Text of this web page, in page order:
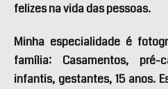
felizes na vida das pessoas.
Minha especialidade é
família: Casamentos, pré-
infantis, gestantes, 15 anos.